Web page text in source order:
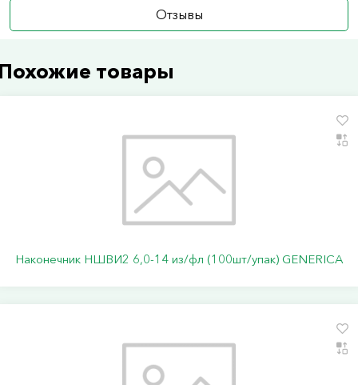
Отзывы
товары
Наконечник НШВИ2 6,0-14 из/фл (100шт/упак) GENERICA